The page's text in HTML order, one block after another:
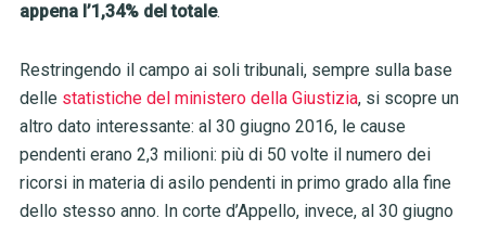
appena l’1,34% del totale.
Restringendo il campo ai soli tribunali, sempre sulla base
delle statistiche del ministero della Giustizia, si scopre un
altro dato interessante: al 30 giugno 2016, le cause
pendenti erano 2,3 milioni: più di 50 volte il numero dei
ricorsi in materia di asilo pendenti in primo grado alla fine
dello stesso anno. In corte d’Appello, invece, al 30 giugno